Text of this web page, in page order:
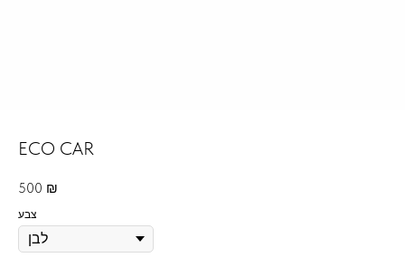
ECO CAR
500 ₪
צבע